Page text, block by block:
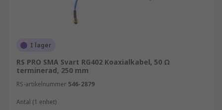
I lager
RS PRO SMA Svart RG402 Koaxialkabel, 50 Ω
terminerad, 250 mm
RS-artikelnummer 546-2879
Antal (1 enhet)